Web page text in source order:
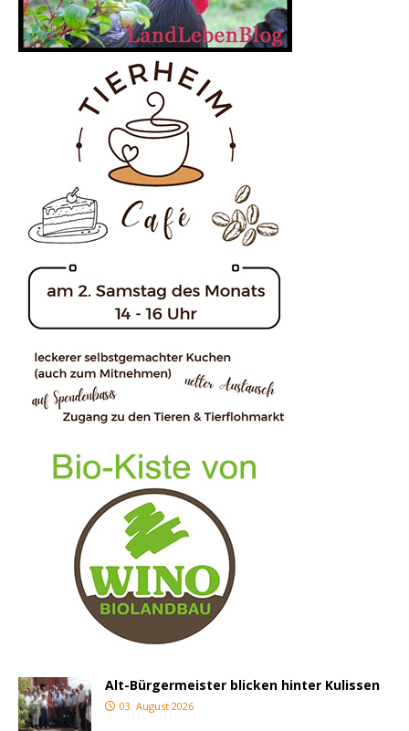
Alt-Bürgermeister blicken hinter Kulissen
03. August 2026